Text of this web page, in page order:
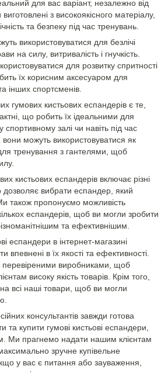
для вас варіант, незалежно від
з високоякісного матеріалу,
та безпеку під час тренувань.
використовуватися для безлічі
на силу, витривалість і гнучкість.
для розвитку спритності
їх корисним аксесуаром для
інших спортсменів.
гумових кистьових еспандерів є те,
що робить їх ідеальними для
залі чи навіть під час
можуть використовуватися як
тренування з гантелями, щоб
кистьових еспандерів включає різні
вибрати еспандер, який
також пропонуємо можливість
еспандерів, щоб ви могли зробити
та ефективнішим.
еспандери в інтернет-магазині
впевнені в їх якості та ефективності.
перевіреними виробниками, щоб
високу якість товарів. Крім того,
всі наші товари, щоб ви могли
консультантів завжди готова
та купити гумові кистьові еспандери,
Ми прагнемо надати нашим клієнтам
зручне купівельне
у вас є питання або зауваження,